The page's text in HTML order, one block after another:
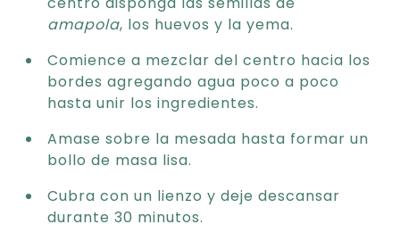
amapola, los huevos y la yema.
Comience a mezclar del centro hacia los
bordes agregando agua poco a poco
hasta unir los ingredientes.
Amase sobre la mesada hasta formar un
bollo de masa lisa.
Cubra con un lienzo y deje descansar
durante 30 minutos.